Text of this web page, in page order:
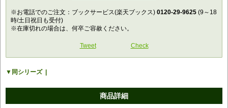
※お電話でのご注文：ブックサービス(楽天ブックス) 0120-29-9625 (9～18
時/土日祝日も受付)
※在庫切れの場合は、何卒ご容赦ください。
Tweet Check
同シリーズ
商品詳細